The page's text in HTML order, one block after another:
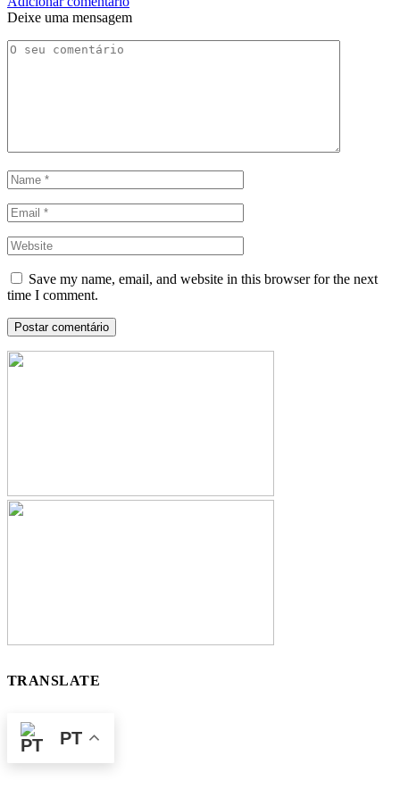
Deixe uma mensagem
Save my name, email, and website in this browser for the next
time I comment.
TRANSLATE
PT